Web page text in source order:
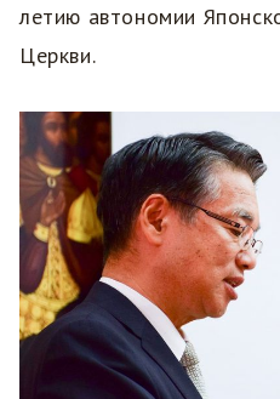
летию автономии
Церкви.